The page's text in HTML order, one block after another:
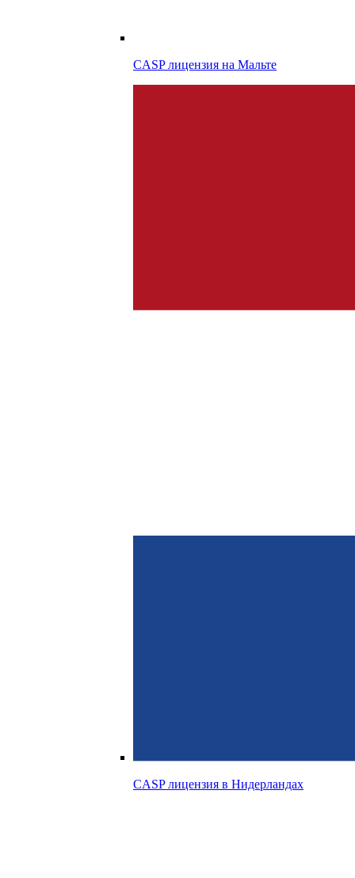
CASP лицензия на Мальте
CASP лицензия в Нидерландах